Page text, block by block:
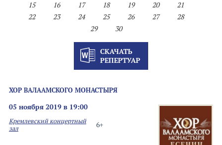
15
16 17 18 19 20
21
22
23 24 25 26 27
28
29
30
СКАЧАТЬ
РЕПЕРТУАР
ХОР ВАЛААМСКОГО МОНАСТЫРЯ
05 ноября 2019 в 19:00
6+
Кремлевский концертный
зал